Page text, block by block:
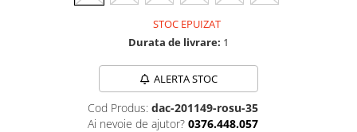
STOC EPUIZAT
Durata de livrare: 1
ALERTA STOC
Cod Produs: dac-201149-rosu-35
Ai nevoie de ajutor? 0376.448.057